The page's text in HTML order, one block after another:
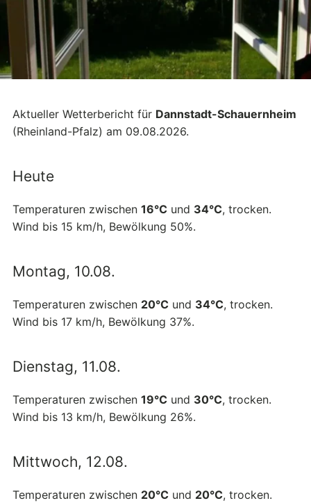
Aktueller Wetterbericht für Dannstadt-Schauernheim
(Rheinland-Pfalz) am 09.08.2026.
Heute
Temperaturen zwischen 16°C und 34°C, trocken.
Wind bis 15 km/h, Bewölkung 50%.
Montag, 10.08.
Temperaturen zwischen 20°C und 34°C, trocken.
Wind bis 17 km/h, Bewölkung 37%.
Dienstag, 11.08.
Temperaturen zwischen 19°C und 30°C, trocken.
Wind bis 13 km/h, Bewölkung 26%.
Mittwoch, 12.08.
Temperaturen zwischen 20°C und 20°C, trocken.